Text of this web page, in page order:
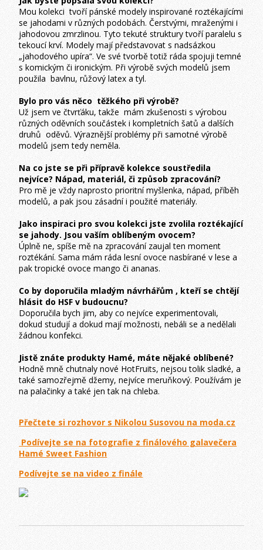
Mou kolekci tvoří pánské modely inspirované roztékajícími
se jahodami v různých podobách. Čerstvými, mraženými i
jahodovou zmrzlinou. Tyto tekuté struktury tvoří paralelu s
tekoucí krví. Modely mají představovat s nadsázkou
„jahodového upíra“. Ve své tvorbě totiž ráda spojuji temné
s komickým či ironickým. Při výrobě svých modelů jsem
použila bavlnu, růžový latex a tyl.
Bylo pro vás něco těžkého při výrobě?
Už jsem ve čtvrťáku, takže mám zkušenosti s výrobou
různých oděvních součástek i kompletních šatů a dalších
druhů oděvů. Výraznější problémy při samotné výrobě
modelů jsem tedy neměla.
Na co jste se při přípravě kolekce soustředila
nejvíce? Nápad, materiál, či způsob zpracování?
Pro mě je vždy naprosto prioritní myšlenka, nápad, příběh
modelů, a pak jsou zásadní i použité materiály.
Jako inspiraci pro svou kolekci jste zvolila roztékající
se jahody. Jsou vaším oblíbeným ovocem?
Úplně ne, spíše mě na zpracování zaujal ten moment
roztékání. Sama mám ráda lesní ovoce nasbírané v lese a
pak tropické ovoce mango či ananas.
Co by doporučila mladým návrhářům , kteří se chtějí
hlásit do HSF v budoucnu?
Doporučila bych jim, aby co nejvíce experimentovali,
dokud studují a dokud mají možnosti, nebáli se a nedělali
žádnou konfekci.
Jistě znáte produkty Hamé, máte nějaké oblíbené?
Hodně mně chutnaly nové HotFruits, nejsou tolik sladké, a
také samozřejmě džemy, nejvíce meruňkový. Používám je
na palačinky a také jen tak na chleba.
Přečtete si rozhovor s Nikolou Susovou na moda.cz
Podívejte se na fotografie z finálového galavečera
Hamé Sweet Fashion
Podívejte se na video z finále